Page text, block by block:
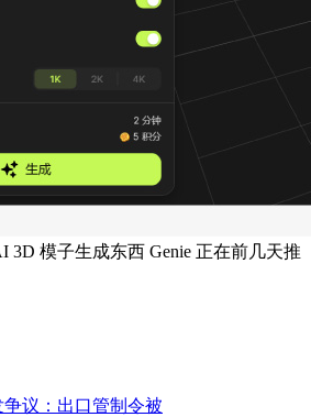
3D 模子生成东西 Genie 正在前几天推
争议：出口管制令被